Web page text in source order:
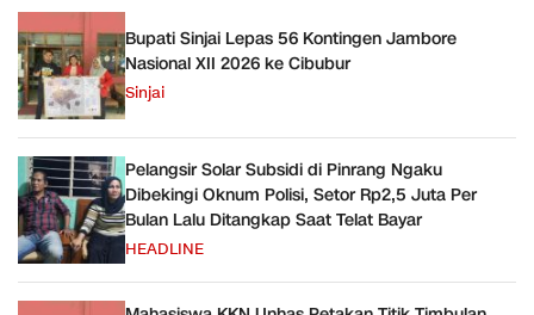
Bupati Sinjai Lepas 56 Kontingen Jambore
Nasional XII 2026 ke Cibubur
Sinjai
Pelangsir Solar Subsidi di Pinrang Ngaku
Dibekingi Oknum Polisi, Setor Rp2,5 Juta Per
Bulan Lalu Ditangkap Saat Telat Bayar
HEADLINE